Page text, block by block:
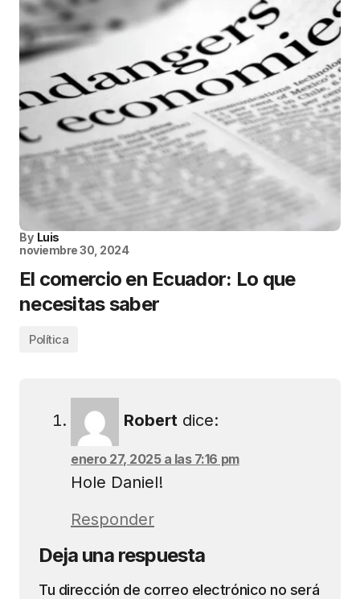
By Luis
noviembre 30, 2024
El comercio en Ecuador: Lo que
necesitas saber
Política
Robert dice:
enero 27, 2025 a las 7:16 pm
Hole Daniel!
Responder
Deja una respuesta
Tu dirección de correo electrónico no será